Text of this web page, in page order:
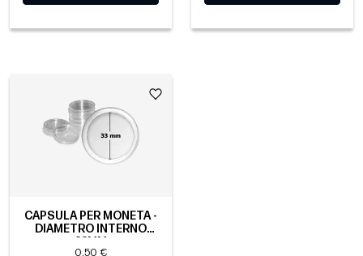
CAPSULA PER MONETA -
DIAMETRO INTERNO
33MM
0,50 €